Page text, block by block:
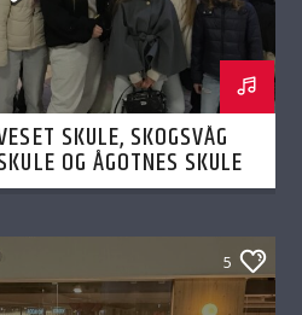
SKULE, SKOGSVÅG
OG ÅGOTNES SKULE
5